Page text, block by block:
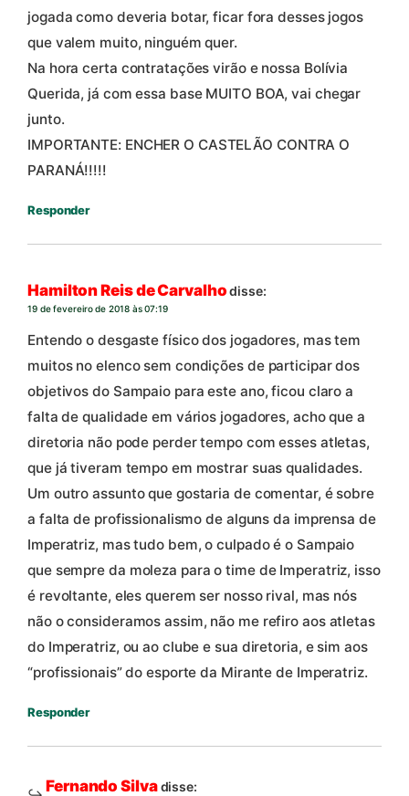
jogada como deveria botar, ficar fora desses jogos
que valem muito, ninguém quer.
Na hora certa contratações virão e nossa Bolívia
Querida, já com essa base MUITO BOA, vai chegar
junto.
IMPORTANTE: ENCHER O CASTELÃO CONTRA O
PARANÁ!!!!!
Responder
Hamilton Reis de Carvalho disse:
19 de fevereiro de 2018 às 07:19
Entendo o desgaste físico dos jogadores, mas tem
muitos no elenco sem condições de participar dos
objetivos do Sampaio para este ano, ficou claro a
falta de qualidade em vários jogadores, acho que a
diretoria não pode perder tempo com esses atletas,
que já tiveram tempo em mostrar suas qualidades.
Um outro assunto que gostaria de comentar, é sobre
a falta de profissionalismo de alguns da imprensa de
Imperatriz, mas tudo bem, o culpado é o Sampaio
que sempre da moleza para o time de Imperatriz, isso
é revoltante, eles querem ser nosso rival, mas nós
não o consideramos assim, não me refiro aos atletas
do Imperatriz, ou ao clube e sua diretoria, e sim aos
“profissionais” do esporte da Mirante de Imperatriz.
Responder
Fernando Silvadisse: